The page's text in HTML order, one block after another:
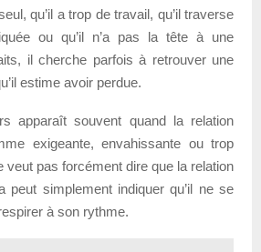
qu’il a trop de travail, qu’il traverse
ou qu’il n’a pas la tête à une
il cherche parfois à retrouver une
estime avoir perdue.
apparaît souvent quand la relation
exigeante, envahissante ou trop
veut pas forcément dire que la relation
peut simplement indiquer qu’il ne se
à son rythme.